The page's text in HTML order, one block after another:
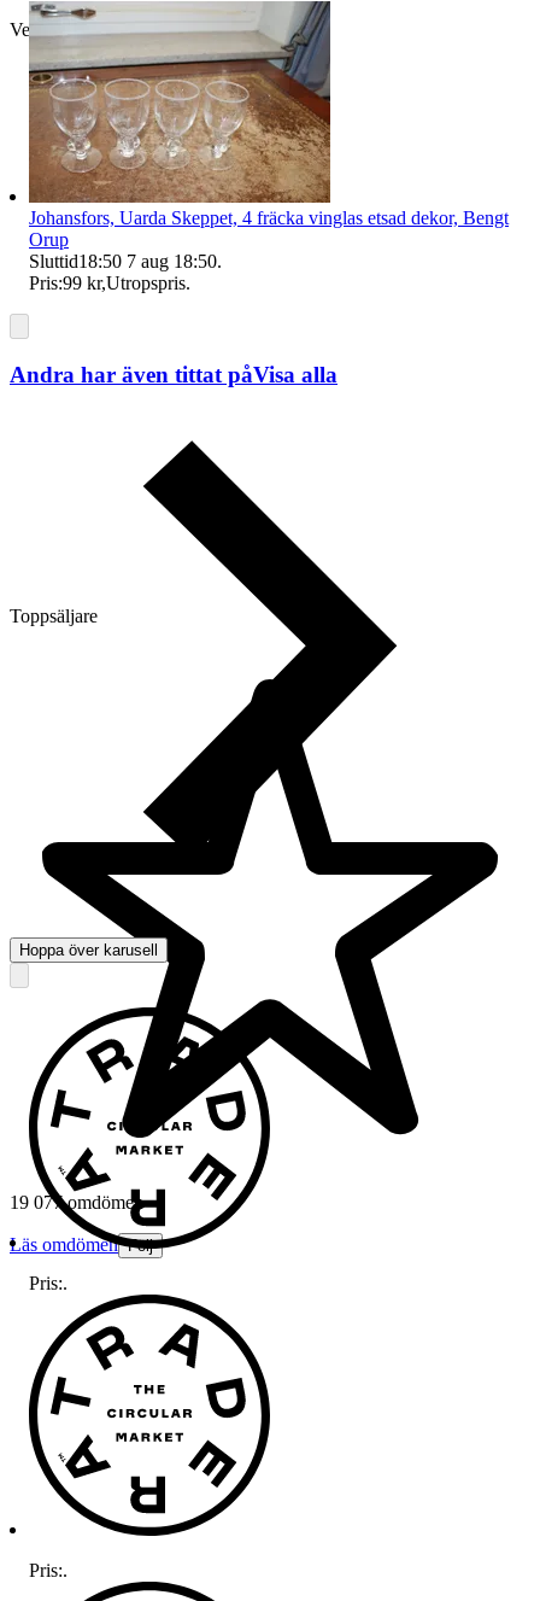
Verifierad
Toppsäljare
19 077 omdömen
Läs omdömen Följ
Johansfors, Uarda Skeppet, 4 fräcka vinglas etsad dekor, Bengt
Orup
Sluttid18:50 7 aug 18:50.
Pris:99 kr,Utropspris.
Andra har även tittat påVisa alla
Hoppa över karusell
Pris:.
Pris:.